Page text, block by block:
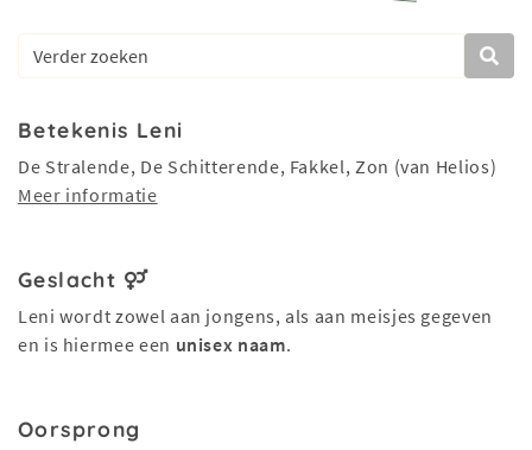
Betekenis Leni
De Stralende, De Schitterende, Fakkel, Zon (van Helios)
Meer informatie
Geslacht
Leni wordt zowel aan jongens, als aan meisjes gegeven
en is hiermee een unisex naam.
Oorsprong